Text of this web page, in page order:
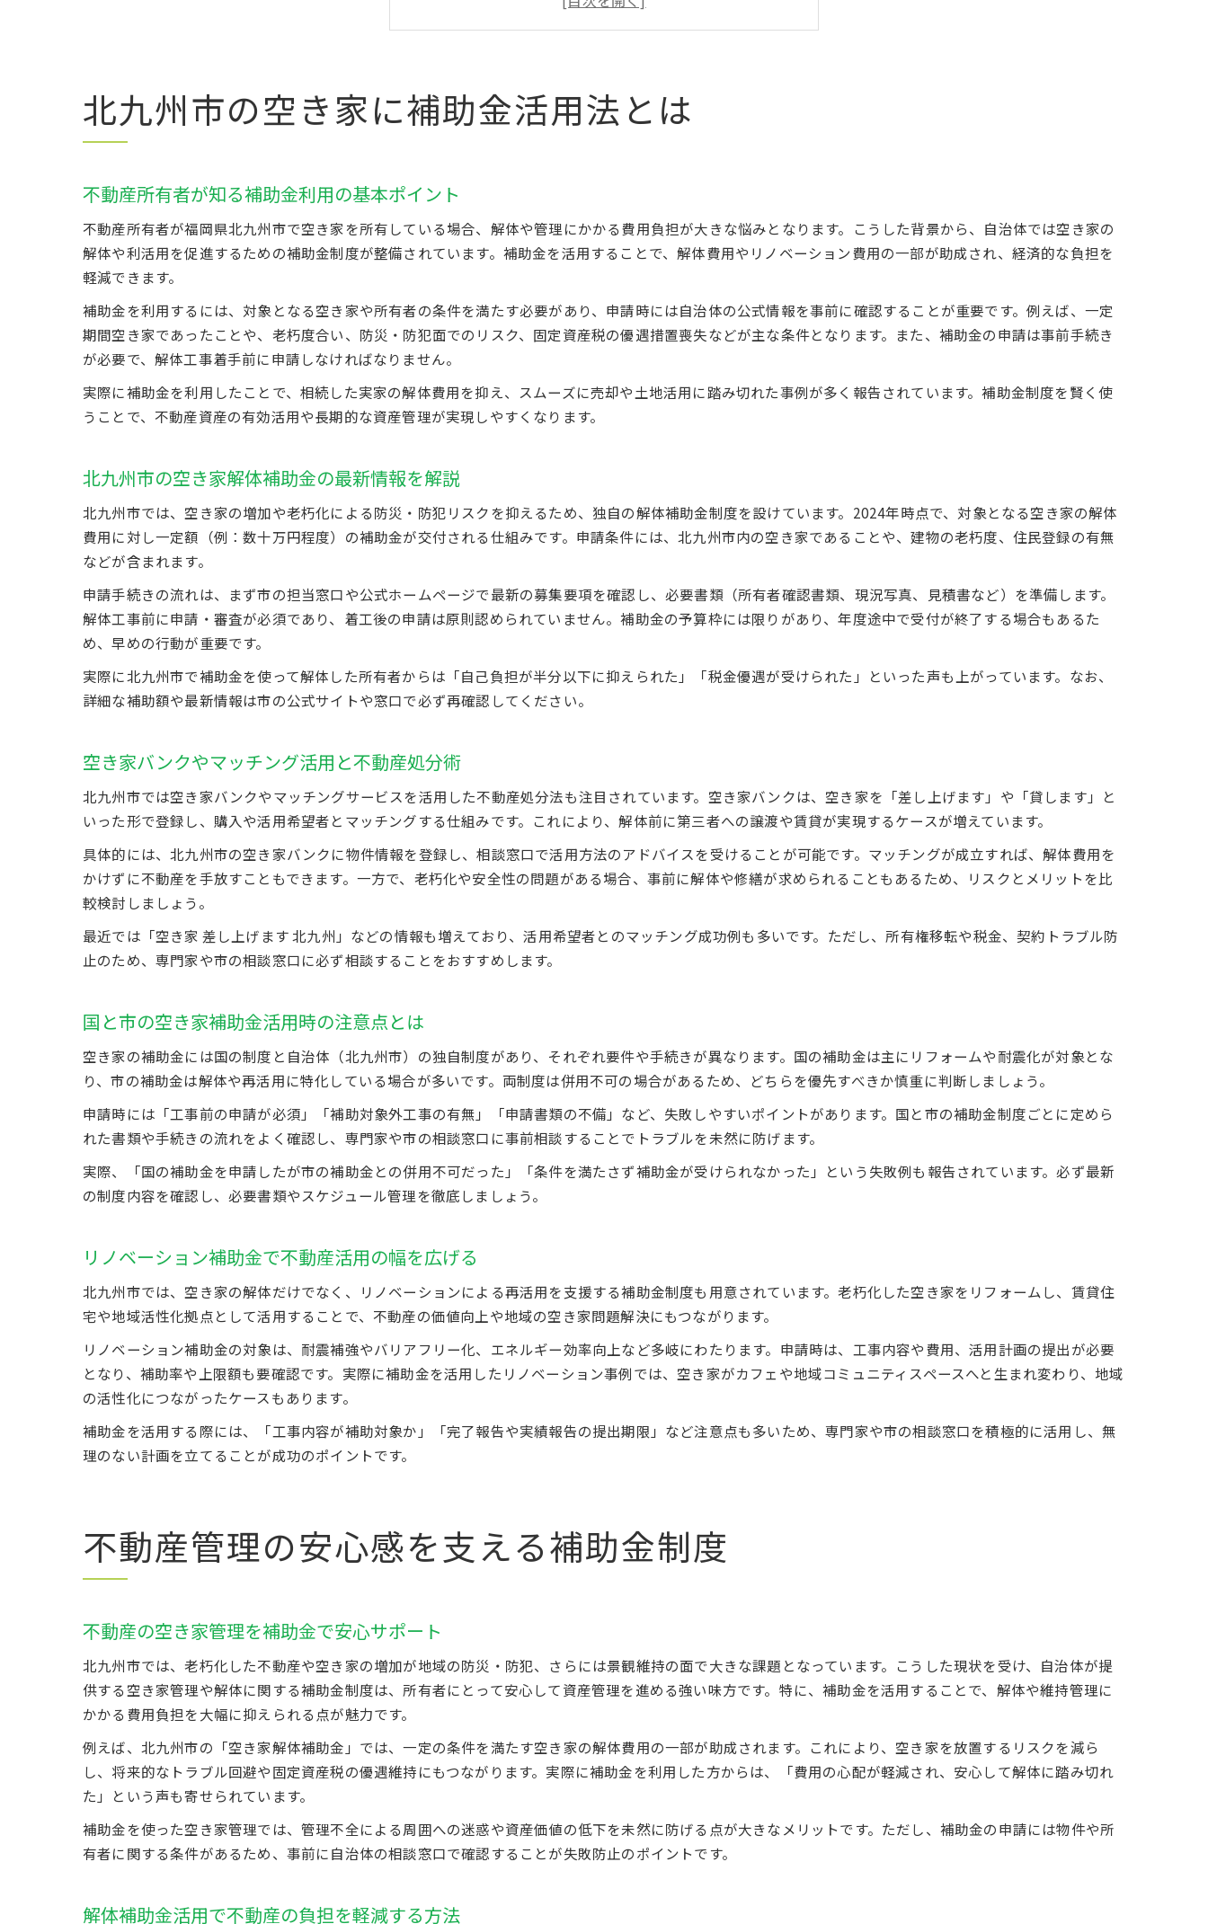
国と市の空き家補助金活用時の注意点とは
不動産の空き家管理を補助金で安心サポート
解体補助金活用で不動産の負担を軽減する方法
解体費用が心配な方のための賢い対策
不動産の解体費用補助金で賢く対策するコツ
複数見積もりで不動産解体費用を最小限に抑える
空き家差し上げやバンク制度の上手な活用法
空き家相談を活用した補助金手続きガイド
不動産の空き家相談で補助金申請をスムーズに
電子申請や代理受領で手続き負担を軽減する方法
補助金申請で注意すべき不動産所有者の条件
不動産の土地活用アイデアと補助金利用事例
空き家解体後の不動産売却と固定資産税対策
空き家バンクやマッチングで資産価値を高める
不動産活用に役立つ相談サービスの上手な活用
空き家問題解決に役立つ補助金制度の効果とは
空き家解体補助金活用と防災・防犯対策の重要性
不動産活用事例から学ぶリスク回避のポイント
これからの資産管理と空き家対策の最前線情報
北九州市の空き家に補助金活用法とは
不動産所有者が知る補助金利用の基本ポイント
不動産所有者が福岡県北九州市で空き家を所有している場合、解体や管理にかかる費用負担が大きな悩みとなります。こうした背景から、自治体では空き家の
解体や利活用を促進するための補助金制度が整備されています。補助金を活用することで、解体費用やリノベーション費用の一部が助成され、経済的な負担を
軽減できます。
補助金を利用するには、対象となる空き家や所有者の条件を満たす必要があり、申請時には自治体の公式情報を事前に確認することが重要です。例えば、一定
期間空き家であったことや、老朽度合い、防災・防犯面でのリスク、固定資産税の優遇措置喪失などが主な条件となります。また、補助金の申請は事前手続き
が必要で、解体工事着手前に申請しなければなりません。
実際に補助金を利用したことで、相続した実家の解体費用を抑え、スムーズに売却や土地活用に踏み切れた事例が多く報告されています。補助金制度を賢く使
うことで、不動産資産の有効活用や長期的な資産管理が実現しやすくなります。
北九州市の空き家解体補助金の最新情報を解説
北九州市では、空き家の増加や老朽化による防災・防犯リスクを抑えるため、独自の解体補助金制度を設けています。2024年時点で、対象となる空き家の解体
費用に対し一定額（例：数十万円程度）の補助金が交付される仕組みです。申請条件には、北九州市内の空き家であることや、建物の老朽度、住民登録の有無
などが含まれます。
申請手続きの流れは、まず市の担当窓口や公式ホームページで最新の募集要項を確認し、必要書類（所有者確認書類、現況写真、見積書など）を準備します。
解体工事前に申請・審査が必須であり、着工後の申請は原則認められていません。補助金の予算枠には限りがあり、年度途中で受付が終了する場合もあるた
め、早めの行動が重要です。
実際に北九州市で補助金を使って解体した所有者からは「自己負担が半分以下に抑えられた」「税金優遇が受けられた」といった声も上がっています。なお、
詳細な補助額や最新情報は市の公式サイトや窓口で必ず再確認してください。
空き家バンクやマッチング活用と不動産処分術
北九州市では空き家バンクやマッチングサービスを活用した不動産処分法も注目されています。空き家バンクは、空き家を「差し上げます」や「貸します」と
いった形で登録し、購入や活用希望者とマッチングする仕組みです。これにより、解体前に第三者への譲渡や賃貸が実現するケースが増えています。
具体的には、北九州市の空き家バンクに物件情報を登録し、相談窓口で活用方法のアドバイスを受けることが可能です。マッチングが成立すれば、解体費用を
かけずに不動産を手放すこともできます。一方で、老朽化や安全性の問題がある場合、事前に解体や修繕が求められることもあるため、リスクとメリットを比
較検討しましょう。
最近では「空き家 差し上げます 北九州」などの情報も増えており、活用希望者とのマッチング成功例も多いです。ただし、所有権移転や税金、契約トラブル防
止のため、専門家や市の相談窓口に必ず相談することをおすすめします。
国と市の空き家補助金活用時の注意点とは
空き家の補助金には国の制度と自治体（北九州市）の独自制度があり、それぞれ要件や手続きが異なります。国の補助金は主にリフォームや耐震化が対象とな
り、市の補助金は解体や再活用に特化している場合が多いです。両制度は併用不可の場合があるため、どちらを優先すべきか慎重に判断しましょう。
申請時には「工事前の申請が必須」「補助対象外工事の有無」「申請書類の不備」など、失敗しやすいポイントがあります。国と市の補助金制度ごとに定めら
れた書類や手続きの流れをよく確認し、専門家や市の相談窓口に事前相談することでトラブルを未然に防げます。
実際、「国の補助金を申請したが市の補助金との併用不可だった」「条件を満たさず補助金が受けられなかった」という失敗例も報告されています。必ず最新
の制度内容を確認し、必要書類やスケジュール管理を徹底しましょう。
リノベーション補助金で不動産活用の幅を広げる
北九州市では、空き家の解体だけでなく、リノベーションによる再活用を支援する補助金制度も用意されています。老朽化した空き家をリフォームし、賃貸住
宅や地域活性化拠点として活用することで、不動産の価値向上や地域の空き家問題解決にもつながります。
リノベーション補助金の対象は、耐震補強やバリアフリー化、エネルギー効率向上など多岐にわたります。申請時は、工事内容や費用、活用計画の提出が必要
となり、補助率や上限額も要確認です。実際に補助金を活用したリノベーション事例では、空き家がカフェや地域コミュニティスペースへと生まれ変わり、地域
の活性化につながったケースもあります。
補助金を活用する際には、「工事内容が補助対象か」「完了報告や実績報告の提出期限」など注意点も多いため、専門家や市の相談窓口を積極的に活用し、無
理のない計画を立てることが成功のポイントです。
不動産管理の安心感を支える補助金制度
不動産の空き家管理を補助金で安心サポート
北九州市では、老朽化した不動産や空き家の増加が地域の防災・防犯、さらには景観維持の面で大きな課題となっています。こうした現状を受け、自治体が提
供する空き家管理や解体に関する補助金制度は、所有者にとって安心して資産管理を進める強い味方です。特に、補助金を活用することで、解体や維持管理に
かかる費用負担を大幅に抑えられる点が魅力です。
例えば、北九州市の「空き家解体補助金」では、一定の条件を満たす空き家の解体費用の一部が助成されます。これにより、空き家を放置するリスクを減ら
し、将来的なトラブル回避や固定資産税の優遇維持にもつながります。実際に補助金を利用した方からは、「費用の心配が軽減され、安心して解体に踏み切れ
た」という声も寄せられています。
補助金を使った空き家管理では、管理不全による周囲への迷惑や資産価値の低下を未然に防げる点が大きなメリットです。ただし、補助金の申請には物件や所
有者に関する条件があるため、事前に自治体の相談窓口で確認することが失敗防止のポイントです。
解体補助金活用で不動産の負担を軽減する方法
お問い合わせはこちら
お問い合わせはこちら